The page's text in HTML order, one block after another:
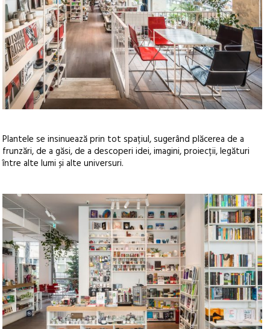
Plantele se insinuează prin tot spațiul, sugerând plăcerea de a
frunzări, de a găsi, de a descoperi idei, imagini, proiecții, legături
între alte lumi și alte universuri.